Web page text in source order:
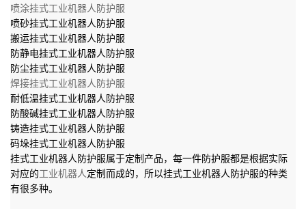
喷涂挂式工业机器人防护服
喷砂挂式工业机器人防护服
搬运挂式工业机器人防护服
防静电挂式工业机器人防护服
防尘挂式工业机器人防护服
焊接挂式工业机器人防护服
耐低温挂式工业机器人防护服
防酸碱挂式工业机器人防护服
铸造挂式工业机器人防护服
码垛挂式工业机器人防护服
挂式工业机器人防护服属于定制产品，每一件防护服都是根据实际
对应的工业机器人定制而成的，所以挂式工业机器人防护服的种类
有很多种。